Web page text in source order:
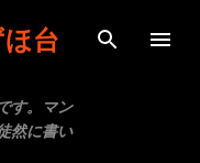
ツに移動
台
す。マン
然に書い